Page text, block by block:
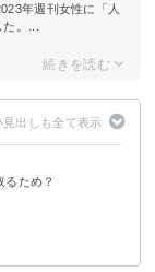
年週刊女性に「人
。...
ため？
性が高い